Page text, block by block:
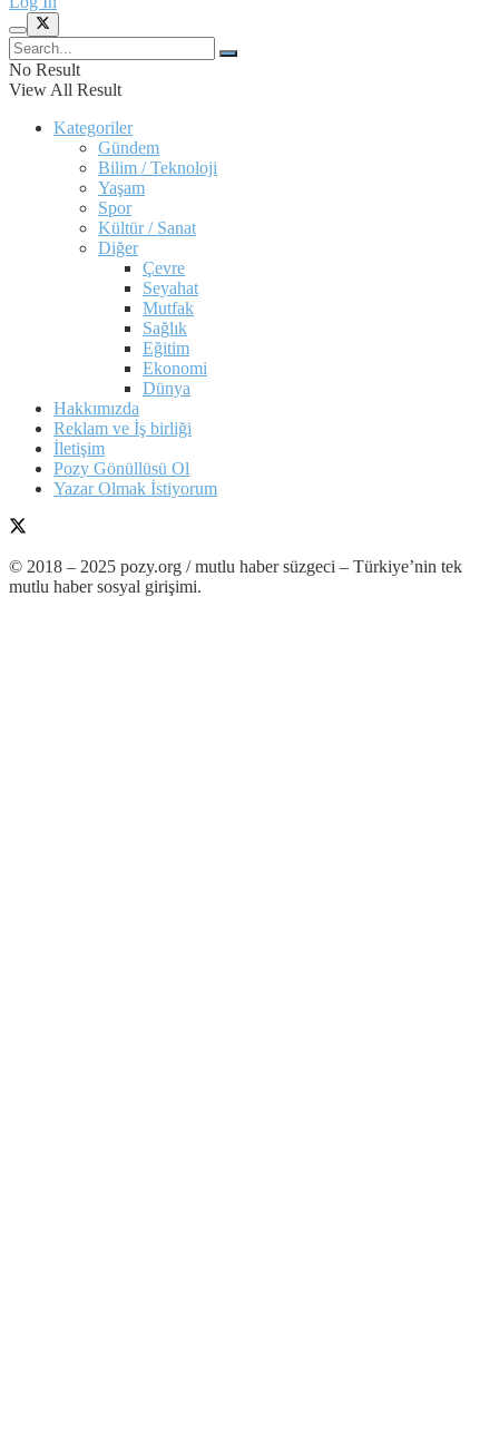
No Result
View All Result
Kategoriler
Gündem
Bilim / Teknoloji
Yaşam
Spor
Kültür / Sanat
Diğer
Çevre
Seyahat
Mutfak
Sağlık
Eğitim
Ekonomi
Dünya
Hakkımızda
Reklam ve İş birliği
İletişim
Pozy Gönüllüsü Ol
Yazar Olmak İstiyorum
© 2018 – 2025 pozy.org / mutlu haber süzgeci – Türkiye’nin tek
mutlu haber sosyal girişimi.